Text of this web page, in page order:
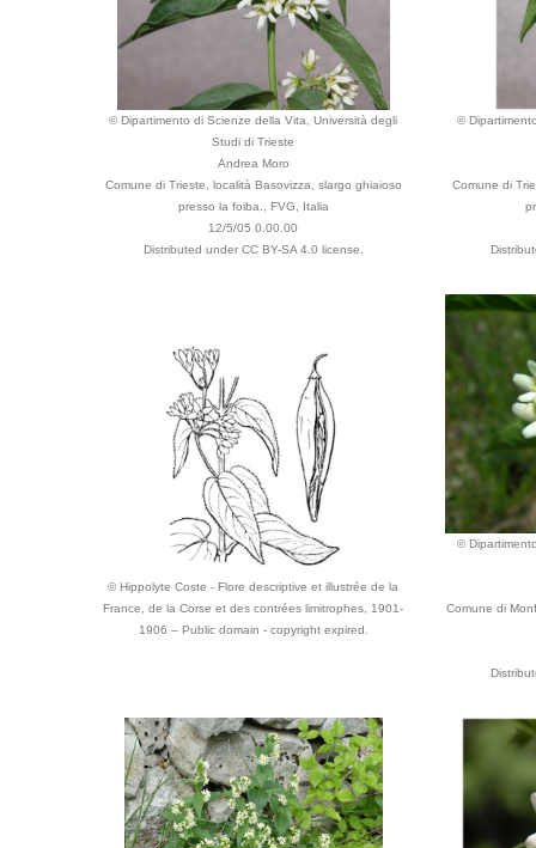
© Dipartimento di Scienze della Vita, Università degli
Studi di Trieste
Andrea Moro
Comune di Trieste, località Basovizza, slargo ghiaioso
presso la foiba., FVG, Italia
12/5/05 0.00.00
Distributed under CC BY-SA 4.0 license.
©
Comune di
© Hippolyte Coste - Flore descriptive et illustrée de la
France, de la Corse et des contrées limitrophes, 1901-
1906 – Public domain - copyright expired.
©
Comune di